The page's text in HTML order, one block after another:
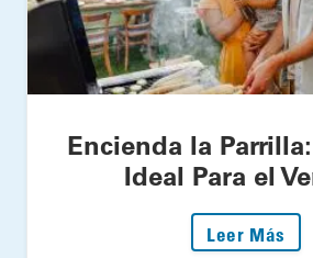
Encienda la
Ideal Para el
Leer Más